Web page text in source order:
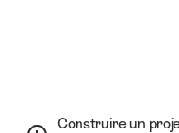
Construire un